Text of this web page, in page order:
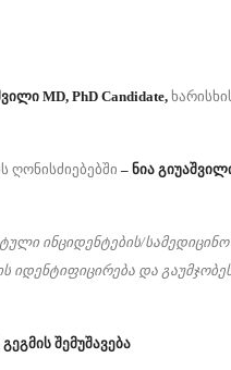
MD, PhD Candidate,
ღონისძიებებში – ნია
ინციდენტების/სამედიცინო
იდენტიფიცირება და
შემუშავება